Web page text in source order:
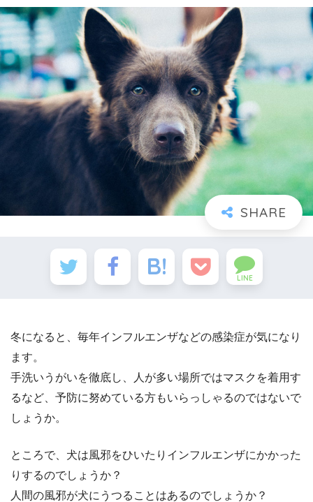
LINE
冬になると、毎年インフルエンザなどの感染症が気になり
ます。
手洗いうがいを徹底し、人が多い場所ではマスクを着用す
るなど、予防に努めている方もいらっしゃるのではないで
しょうか。
ところで、犬は風邪をひいたりインフルエンザにかかった
りするのでしょうか？
人間の風邪が犬にうつることはあるのでしょうか？